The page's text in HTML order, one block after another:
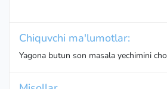
Chiquvchi ma'lumotlar:
Yagona butun son masala yechimini